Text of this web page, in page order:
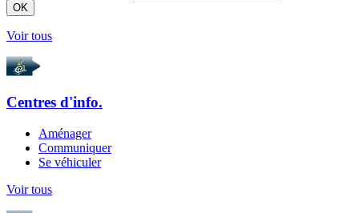
OK
Voir tous
Centres d'info.
Aménager
Communiquer
Se véhiculer
Voir tous